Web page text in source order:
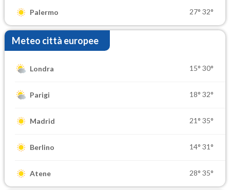
Palermo 27° 32°
Meteo città europee
Londra 15° 30°
Parigi 18° 32°
Madrid 21° 35°
Berlino 14° 31°
Atene 28° 35°